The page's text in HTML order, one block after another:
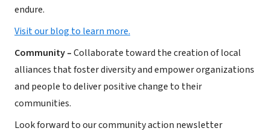
endure.
Visit our blog to learn more.
Community –Collaborate toward the creation of local
alliances that foster diversity and empower organizations
and people to deliver positive change to their
communities.
Look forward to our community action newsletter